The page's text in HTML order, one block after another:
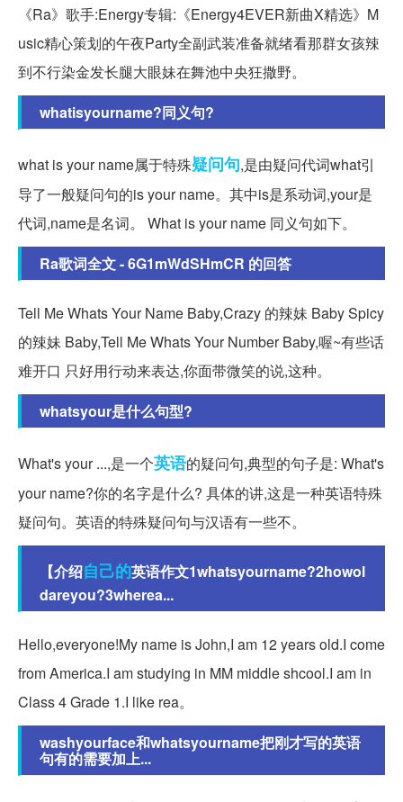
《Ra》歌手:Energy专辑:《Energy4EVER新曲X精选》M
usic精心策划的午夜Party全副武装准备就绪看那群女孩辣
到不行染金发长腿大眼妹在舞池中央狂撒野。
whatisyourname?同义句?
what is your name属于特殊疑问句,是由疑问代词what引
导了一般疑问句的is your name。其中is是系动词,your是
代词,name是名词。 What is your name 同义句如下。
Ra歌词全文 - 6G1mWdSHmCR 的回答
Tell Me Whats Your Name Baby,Crazy 的辣妹 Baby Spicy
的辣妹 Baby,Tell Me Whats Your Number Baby,喔~有些话
难开口 只好用行动来表达,你面带微笑的说,这种。
whatsyour是什么句型?
What's your ...,是一个英语的疑问句,典型的句子是: What's
your name?你的名字是什么? 具体的讲,这是一种英语特殊
疑问句。英语的特殊疑问句与汉语有一些不。
【介绍自己的英语作文1whatsyourname?2howol
dareyou?3wherea...
Hello,everyone!My name is John,I am 12 years old.I come
from America.I am studying in MM middle shcool.I am in
Class 4 Grade 1.I like rea。
washyourface和whatsyourname把刚才写的英语
句有的需要加上...